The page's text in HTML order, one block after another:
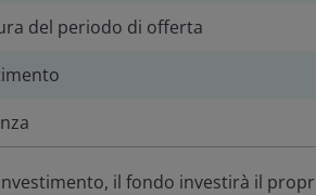
del periodo di offerta
il fondo investirà il